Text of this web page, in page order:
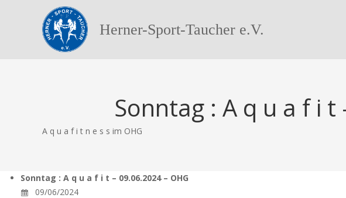
Herner-Sport-Taucher e.V.
Sonntag : A q u a f i t
A q u a f i t n e s s im OHG
Sonntag : A q u a f i t – 09.06.2024 – OHG
09/06/2024